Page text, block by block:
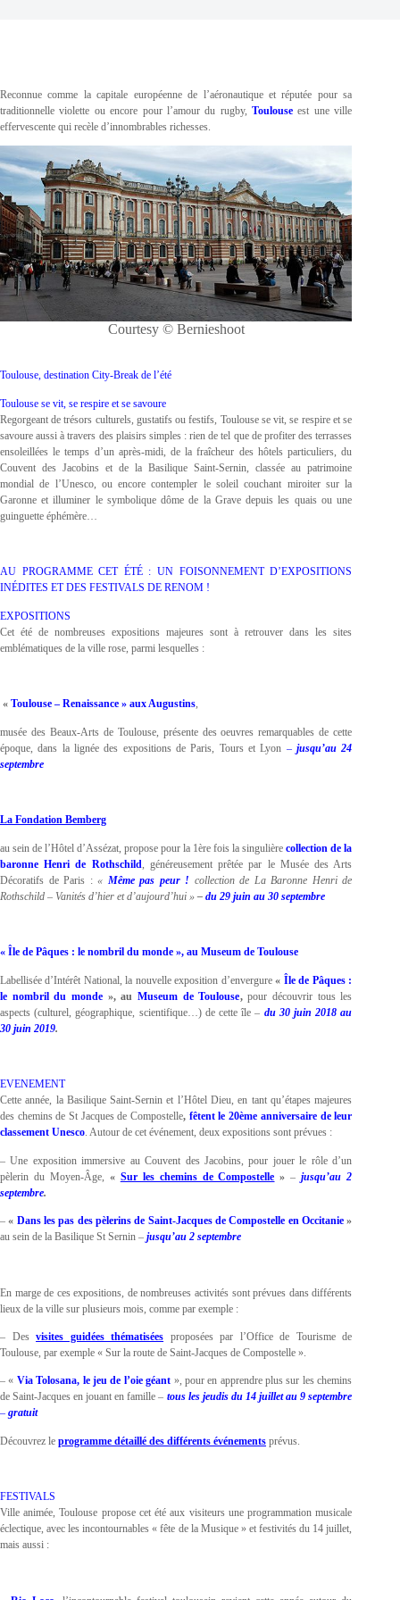
Reconnue comme la capitale européenne de l’aéronautique et réputée pour sa
traditionnelle violette ou encore pour l’amour du rugby,Toulouse est une ville
effervescente qui recèle d’innombrables richesses.
Courtesy © Bernieshoot
Toulouse, destination City-Break de l’été
Toulouse se vit, se respire et se savoure
Regorgeant de trésors culturels, gustatifs ou festifs, Toulouse se vit, se respire et se
savoure aussi à travers des plaisirs simples : rien de tel que de profiter des terrasses
ensoleillées le temps d’un après-midi, de la fraîcheur des hôtels particuliers, du
Couvent des Jacobins et de la Basilique Saint-Sernin, classée au patrimoine
mondial de l’Unesco, ou encore contempler le soleil couchant miroiter sur la
Garonne et illuminer le symbolique dôme de la Grave depuis les quais ou une
guinguette éphémère…
AU PROGRAMME CET ÉTÉ : UN FOISONNEMENT D’EXPOSITIONS
INÉDITES ET DES FESTIVALS DE RENOM !
EXPOSITIONS
Cet été de nombreuses expositions majeures sont à retrouver dans les sites
emblématiques de la ville rose, parmi lesquelles :
« Toulouse – Renaissance » aux Augustins,
musée des Beaux-Arts de Toulouse, présente des oeuvres remarquables de cette
époque, dans la lignée des expositions de Paris, Tours et Lyon – jusqu’au 24
septembre
La Fondation Bemberg
au sein de l’Hôtel d’Assézat, propose pour la 1ère fois la singulièrecollection de la
baronne Henri de Rothschild , généreusement prêtée par le Musée des Arts
Décoratifs de Paris :« Même pas peur ! collection de La Baronne Henri de
Rothschild – Vanités d’hier et d’aujourd’hui »– du 29 juin au 30 septembre
« Île de Pâques : le nombril du monde », au Museum de Toulouse
Labellisée d’Intérêt National, la nouvelle exposition d’envergure« Île de Pâques :
le nombril du monde », auMuseum de Toulouse,pour découvrir tous les
aspects (culturel, géographique, scientifique…) de cette île – du 30 juin 2018 au
30 juin 2019.
EVENEMENT
Cette année, la Basilique Saint-Sernin et l’Hôtel Dieu, en tant qu’étapes majeures
des chemins de St Jacques de Compostelle, fêtent le 20ème anniversaire de leur
classement Unesco. Autour de cet événement, deux expositions sont prévues :
– Une exposition immersive au Couvent des Jacobins, pour jouer le rôle d’un
pèlerin du Moyen-Âge, « Sur les chemins de Compostelle »–jusqu’au 2
septembre.
–« Dans les pas des pèlerins de Saint-Jacques de Compostelle en Occitanie»
au sein de la Basilique St Sernin – jusqu’au 2 septembre
En marge de ces expositions, de nombreuses activités sont prévues dans différents
lieux de la ville sur plusieurs mois, comme par exemple :
– Desvisites guidées thématisées proposées par l’Office de Tourisme de
Toulouse, par exemple « Sur la route de Saint-Jacques de Compostelle ».
– « Via Tolosana, le jeu de l’oie géant », pour en apprendre plus sur les chemins
de Saint-Jacques en jouant en famille – tous les jeudis du 14 juillet au 9 septembre
– gratuit
Découvrez le programme détaillé des différents événements prévus.
FESTIVALS
Ville animée, Toulouse propose cet été aux visiteurs une programmation musicale
éclectique, avec les incontournables « fête de la Musique » et festivités du 14 juillet,
mais aussi :